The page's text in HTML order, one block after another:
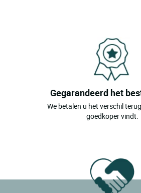
Gegarandeerd het
We betalen u het verschil
goedkoper vindt.